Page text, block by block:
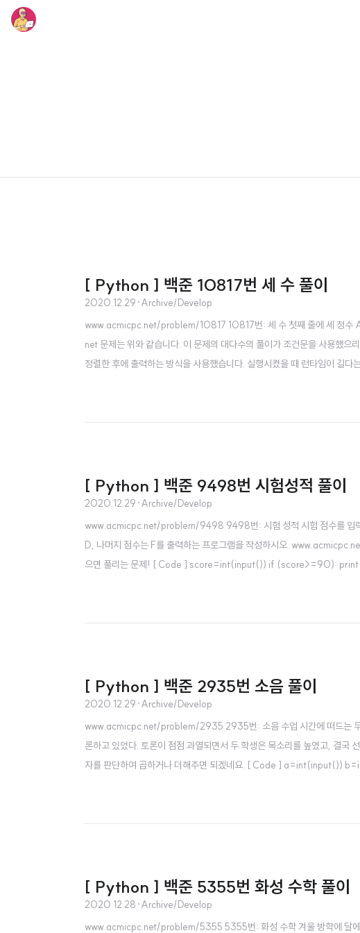
[ Python ] 백준 10817번 세 수 풀이
2020.12.29 ·Archive/Develop
www.acmicpc.net/problem/10817 10817번: 세 수 첫째 줄에 세 정수
net 문제는 위와 같습니다. 이 문제의 대다수의 풀이가 조건문을 사용했
정렬한 후에 출력하는 방식을 사용했습니다. 실행시켰을 때 런타임이
[ Python ] 백준 9498번 시험성적 풀이
2020.12.29 ·Archive/Develop
www.acmicpc.net/problem/9498 9498번: 시험 성적 시험 점수를
D, 나머지 점수는 F를 출력하는 프로그램을 작성하시오.
으면 풀리는 문제! [ Code ] score=int(input()) if (score>=90):
[ Python ] 백준 2935번 소음 풀이
2020.12.29 ·Archive/Develop
www.acmicpc.net/problem/2935 2935번: 소음 수업 시간에 떠드는 두
론하고 있었다. 토론이 점점 과열되면서 두 학생은 목소리를 높였고, 결
자를 판단하여 곱하거나 더해주면 되겠네요. [ Code ]
[ Python ] 백준 5355번 화성 수학 풀이
2020.12.28 ·Archive/Develop
www.acmicpc.net/problem/5355 5355번: 화성 수학 겨울 방학에 달에